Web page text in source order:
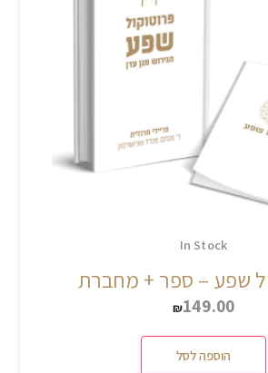
In Stock
שפע – ספר + מחברת
₪149.00
הוספה לסל